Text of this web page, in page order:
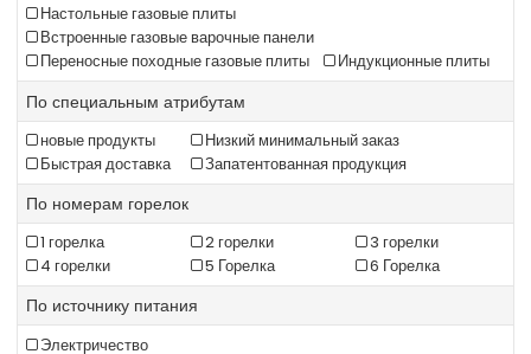
Настольные газовые плиты
Встроенные газовые варочные панели
Переносные походные газовые плиты
Индукционные плиты
По специальным атрибутам
новые продукты
Низкий минимальный заказ
Быстрая доставка
Запатентованная продукция
По номерам горелок
1 горелка 2 горелки
3 горелки
4 горелки
5 Горелка 6 Горелка
По источнику питания
Электричество